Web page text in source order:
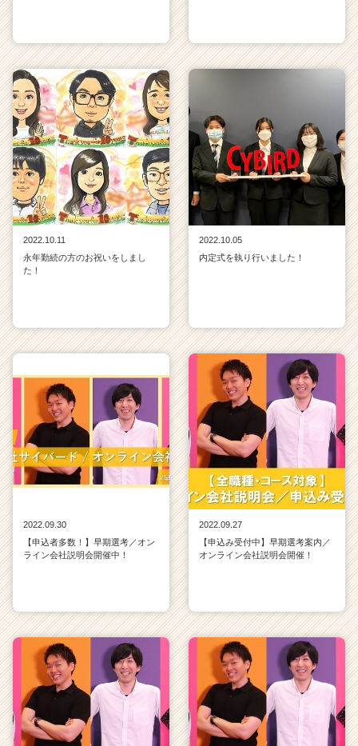
2022.10.11
永年勤続の方のお祝いをしまし
た！
2022.10.05
内定式を執り行いました！
2022.09.30
【申込者多数！】早期選考／オン
ライン会社説明会開催中！
2022.09.27
【申込み受付中】早期選考案内／
オンライン会社説明会開催！